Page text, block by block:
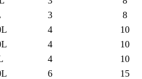
3
8
4
10
4
10
4
10
6
15